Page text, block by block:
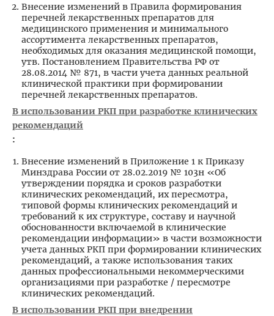
Внесение изменений в Правила формирования
перечней лекарственных препаратов для
медицинского применения и минимального
ассортимента лекарственных препаратов,
необходимых для оказания медицинской помощи,
утв. Постановлением Правительства РФ от
28.08.2014 № 871, в части учета данных реальной
клинической практики при формировании
перечней лекарственных препаратов.
В использовании РКП при разработке клинических
рекомендаций
:
Внесение изменений в Приложение 1 к Приказу
Минздрава России от 28.02.2019 № 103н «Об
утверждении порядка и сроков разработки
клинических рекомендаций, их пересмотра,
типовой формы клинических рекомендаций и
требований к их структуре, составу и научной
обоснованности включаемой в клинические
рекомендации информации» в части возможности
учета данных РКП при формировании клинических
рекомендаций, а также использования таких
данных профессиональными некоммерческими
организациями при разработке / пересмотре
клинических рекомендаций.
В использовании РКП при внедрении